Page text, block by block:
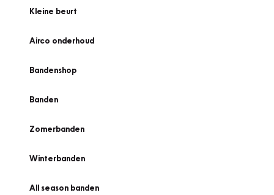
Kleine beurt
Airco onderhoud
Bandenshop
Banden
Zomerbanden
Winterbanden
All season banden